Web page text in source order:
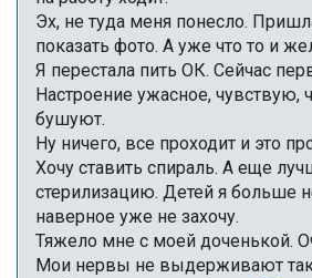
Эх, не туда меня понесло.
показать фото. А уже что то и
Я перестала пить ОК. Сейчас
Настроение ужасное, чувствую,
бушуют.
Ну ничего, все проходит и это
Хочу ставить спираль. А еще
стерилизацию. Детей я больше
наверное уже не захочу.
Тяжело мне с моей доченькой.
Мои нервы не выдерживают